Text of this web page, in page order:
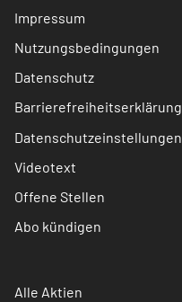
Impressum
Nutzungsbedingungen
Datenschutz
Barrierefreiheitserklärung
Datenschutzeinstellungen
Videotext
Offene Stellen
Abo kündigen
Alle Aktien